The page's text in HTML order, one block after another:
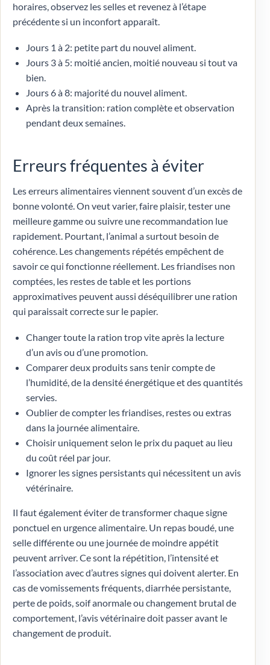
horaires, observez les selles et revenez à l’étape
précédente si un inconfort apparaît.
Jours 1 à 2: petite part du nouvel aliment.
Jours 3 à 5: moitié ancien, moitié nouveau si tout va
bien.
Jours 6 à 8: majorité du nouvel aliment.
Après la transition: ration complète et observation
pendant deux semaines.
Erreurs fréquentes à éviter
Les erreurs alimentaires viennent souvent d’un excès de
bonne volonté. On veut varier, faire plaisir, tester une
meilleure gamme ou suivre une recommandation lue
rapidement. Pourtant, l’animal a surtout besoin de
cohérence. Les changements répétés empêchent de
savoir ce qui fonctionne réellement. Les friandises non
comptées, les restes de table et les portions
approximatives peuvent aussi déséquilibrer une ration
qui paraissait correcte sur le papier.
Changer toute la ration trop vite après la lecture
d’un avis ou d’une promotion.
Comparer deux produits sans tenir compte de
l’humidité, de la densité énergétique et des quantités
servies.
Oublier de compter les friandises, restes ou extras
dans la journée alimentaire.
Choisir uniquement selon le prix du paquet au lieu
du coût réel par jour.
Ignorer les signes persistants qui nécessitent un avis
vétérinaire.
Il faut également éviter de transformer chaque signe
ponctuel en urgence alimentaire. Un repas boudé, une
selle différente ou une journée de moindre appétit
peuvent arriver. Ce sont la répétition, l’intensité et
l’association avec d’autres signes qui doivent alerter. En
cas de vomissements fréquents, diarrhée persistante,
perte de poids, soif anormale ou changement brutal de
comportement, l’avis vétérinaire doit passer avant le
changement de produit.